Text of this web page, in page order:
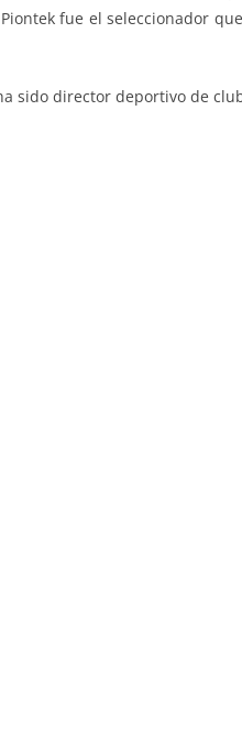
fue el seleccionador
sido director deportivo de